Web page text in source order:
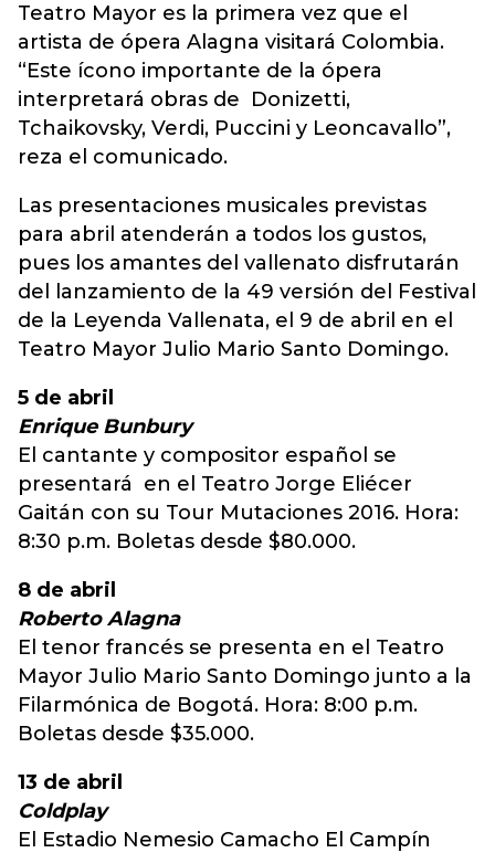
Teatro Mayor es la primera vez que el
artista de ópera Alagna visitará Colombia.
“Este ícono importante de la ópera
interpretará obras de Donizetti,
Tchaikovsky, Verdi, Puccini y Leoncavallo”,
reza el comunicado.
Las presentaciones musicales previstas
para abril atenderán a todos los gustos,
pues los amantes del vallenato disfrutarán
del lanzamiento de la 49 versión del Festival
de la Leyenda Vallenata, el 9 de abril en el
Teatro Mayor Julio Mario Santo Domingo.
5 de abril
Enrique Bunbury
El cantante y compositor español se
presentará en el Teatro Jorge Eliécer
Gaitán con su Tour Mutaciones 2016. Hora:
8:30 p.m. Boletas desde $80.000.
8 de abril
Roberto Alagna
El tenor francés se presenta en el Teatro
Mayor Julio Mario Santo Domingo junto a la
Filarmónica de Bogotá. Hora: 8:00 p.m.
Boletas desde $35.000.
13 de abril
Coldplay
El Estadio Nemesio Camacho El Campín